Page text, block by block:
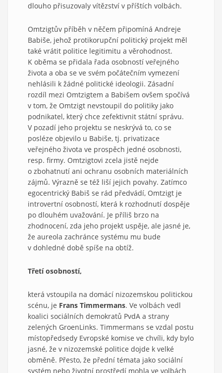
dlouho přisuzovaly vítězství v příštích volbách.
Omtzigtův příběh v něčem připomíná Andreje
Babiše, jehož protikorupční politický projekt měl
také vrátit politice legitimitu a věrohodnost.
K oběma se přidala řada osobností veřejného
života a oba se ve svém počátečním vymezení
nehlásili k žádné politické ideologii. Zásadní
rozdíl mezi Omtzigtem a Babišem ovšem spočívá
v tom, že Omtzigt nevstoupil do politiky jako
podnikatel, který chce zefektivnit státní správu.
V pozadí jeho projektu se neskrývá to, co se
posléze objevilo u Babiše, tj. privatizace
veřejného života ve prospěch jedné osobnosti,
resp. firmy. Omtzigtovi zcela jistě nejde
o zbohatnutí ani ochranu osobních materiálních
zájmů. Výrazně se též liší jejich povahy. Zatímco
egocentrický Babiš se rád předvádí, Omtzigt je
introvertní osobností, která k rozhodnutí dospěje
po dlouhém uvažování. Je příliš brzo na
zhodnocení, zda jeho projekt uspěje, ale jasné je,
že aureola zachránce systému mu bude
v dohledné době spíše na obtíž.
Třetí osobností,
která vstoupila na domácí nizozemskou politickou
scénu, je Frans Timmermans. Ve volbách vedl
koalici sociálních demokratů PvdA a strany
zelených GroenLinks. Timmermans se vzdal postu
místopředsedy Evropské komise ve chvíli, kdy bylo
jasné, že v nizozemské politice dojde k velké
obměně. Přesto, že přední témata jako sociální
systém nebo životní prostředí mohla ve volbách